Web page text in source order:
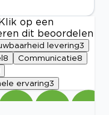
Klik op een
dit beoordelen
levering3
8 Communicatie8
ervaring3